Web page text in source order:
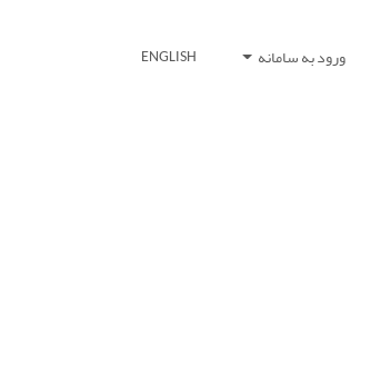
ورود به سامانه ENGLISH